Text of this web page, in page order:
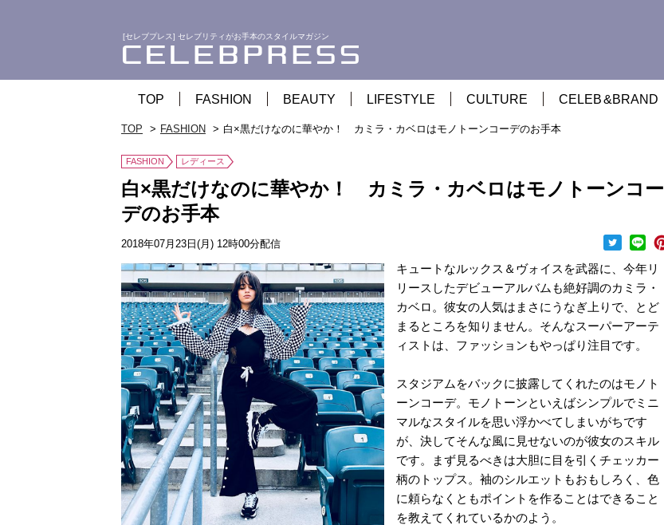
[セレブプレス] セレブリティがお手本のスタイルマガジン
TOP FASHION BEAUTY LIFESTYLE CULTURE CELEB&BRAND
TOP FASHION 白×黒だけなのに華やか！ カミラ・カベロはモノトーンコーデのお手本
FASHION レディース
白×黒だけなのに華やか！ カミラ・カベロはモノトーンコー
デのお手本
2018年07月23日(月) 12時00分配信
キュートなルックス＆ヴォイスを武器に、今年リ
リースしたデビューアルバムも絶好調のカミラ・
カベロ。彼女の人気はまさにうなぎ上りで、とど
まるところを知りません。そんなスーパーアーテ
ィストは、ファッションもやっぱり注目です。
スタジアムをバックに披露してくれたのはモノト
ーンコーデ。モノトーンといえばシンプルでミニ
マルなスタイルを思い浮かべてしまいがちです
が、決してそんな風に見せないのが彼女のスキル
です。まず見るべきは大胆に目を引くチェッカー
柄のトップス。袖のシルエットもおもしろく、色
に頼らなくともポイントを作ることはできること
を教えてくれているかのよう。